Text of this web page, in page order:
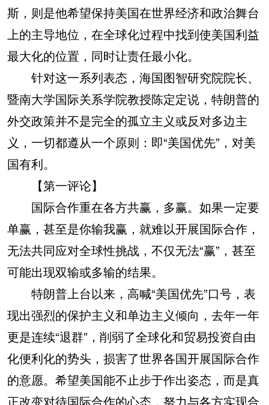
斯，则是他希望保持美国在世界经济和政治舞台
上的主导地位，在全球化过程中找到使美国利益
最大化的位置，同时让责任最小化。
针对这一系列表态，海国图智研究院院长、
暨南大学国际关系学院教授陈定定说，特朗普的
外交政策并不是完全的孤立主义或反对多边主
义，一切都遵从一个原则：即“美国优先”，对美
国有利。
【第一评论】
国际合作重在各方共赢，多赢。如果一定要
单赢，甚至是你输我赢，就难以开展国际合作，
无法共同应对全球性挑战，不仅无法“赢”，甚至
可能出现双输或多输的结果。
特朗普上台以来，高喊“美国优先”口号，表
现出强烈的保护主义和单边主义倾向，去年一年
更是连续“退群”，削弱了全球化和贸易投资自由
化便利化的势头，损害了世界各国开展国际合作
的意愿。希望美国能不止步于作出姿态，而是真
正改变对待国际合作的心态，努力与各方实现合